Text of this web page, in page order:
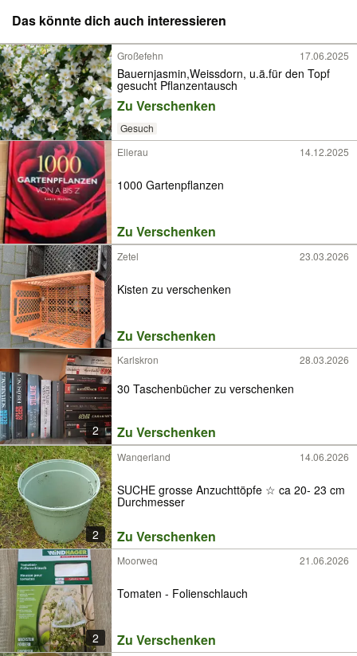
Das könnte dich auch interessieren
Großefehn 17.06.2025
Bauernjasmin,Weissdorn, u.ä.für den Topf
gesucht Pflanzentausch
Zu Verschenken
Gesuch
Ellerau
14.12.2025
1000 Gartenpflanzen
Zu Verschenken
Zetel 23.03.2026
Kisten zu verschenken
Zu Verschenken
2
Karlskron 28.03.2026
30 Taschenbücher zu verschenken
Zu Verschenken
2
Wangerland 14.06.2026
SUCHE grosse Anzuchttöpfe ☆ ca 20- 23 cm
Durchmesser
Zu Verschenken
2
Moorweg 21.06.2026
Tomaten - Folienschlauch
Zu Verschenken